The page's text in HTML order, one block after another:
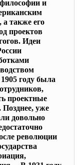
и
также его
проектов
Идеи
году была
проектные
уже
довольно
революции